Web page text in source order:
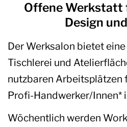
Offene Werkstatt
Design
Der Werksalon bietet
Tischlerei und
nutzbaren Arbeitsplätzen
Profi-Handwerker/Innen*
Wöchentlich werden